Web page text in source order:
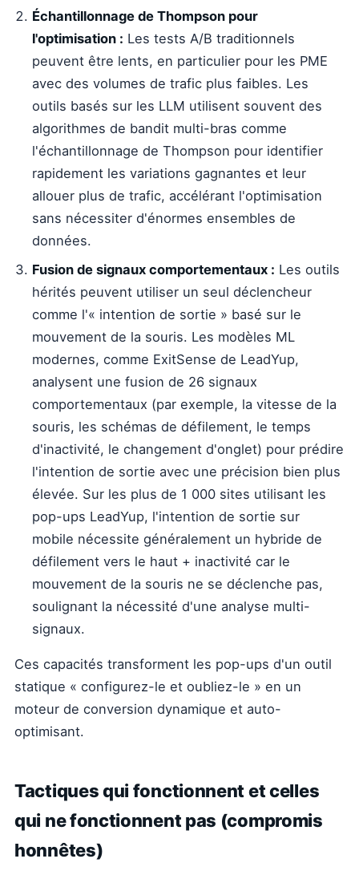
Échantillonnage de Thompson pour
l'optimisation : Les tests A/B traditionnels
peuvent être lents, en particulier pour les PME
avec des volumes de trafic plus faibles. Les
outils basés sur les LLM utilisent souvent des
algorithmes de bandit multi-bras comme
l'échantillonnage de Thompson pour identifier
rapidement les variations gagnantes et leur
allouer plus de trafic, accélérant l'optimisation
sans nécessiter d'énormes ensembles de
données.
Fusion de signaux comportementaux : Les outils
hérités peuvent utiliser un seul déclencheur
comme l'« intention de sortie » basé sur le
mouvement de la souris. Les modèles ML
modernes, comme ExitSense de LeadYup,
analysent une fusion de 26 signaux
comportementaux (par exemple, la vitesse de la
souris, les schémas de défilement, le temps
d'inactivité, le changement d'onglet) pour prédire
l'intention de sortie avec une précision bien plus
élevée. Sur les plus de 1 000 sites utilisant les
pop-ups LeadYup, l'intention de sortie sur
mobile nécessite généralement un hybride de
défilement vers le haut + inactivité car le
mouvement de la souris ne se déclenche pas,
soulignant la nécessité d'une analyse multi-
signaux.
Ces capacités transforment les pop-ups d'un outil
statique « configurez-le et oubliez-le » en un
moteur de conversion dynamique et auto-
optimisant.
Tactiques qui fonctionnent et celles
qui ne fonctionnent pas (compromis
honnêtes)